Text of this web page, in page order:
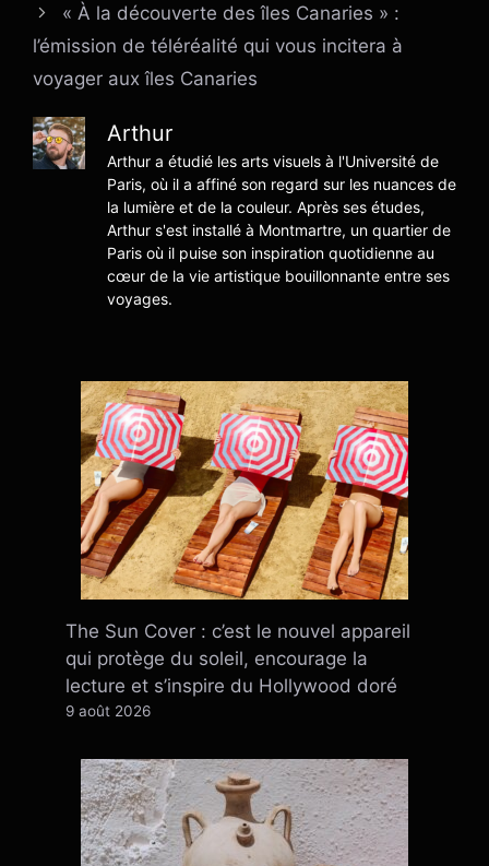
« À la découverte des îles Canaries » :
l’émission de téléréalité qui vous incitera à
voyager aux îles Canaries
Arthur
Arthur a étudié les arts visuels à l'Université de
Paris, où il a affiné son regard sur les nuances de
la lumière et de la couleur. Après ses études,
Arthur s'est installé à Montmartre, un quartier de
Paris où il puise son inspiration quotidienne au
cœur de la vie artistique bouillonnante entre ses
voyages.
The Sun Cover : c’est le nouvel appareil
qui protège du soleil, encourage la
lecture et s’inspire du Hollywood doré
9 août 2026